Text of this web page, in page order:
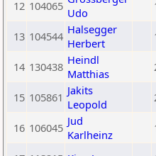
12 104065 Udo
13 104544 Halsegger
Herbert
14 130438 Heindl
Matthias
15 105861 Jakits
Leopold
16 106045 Jud
Karlheinz